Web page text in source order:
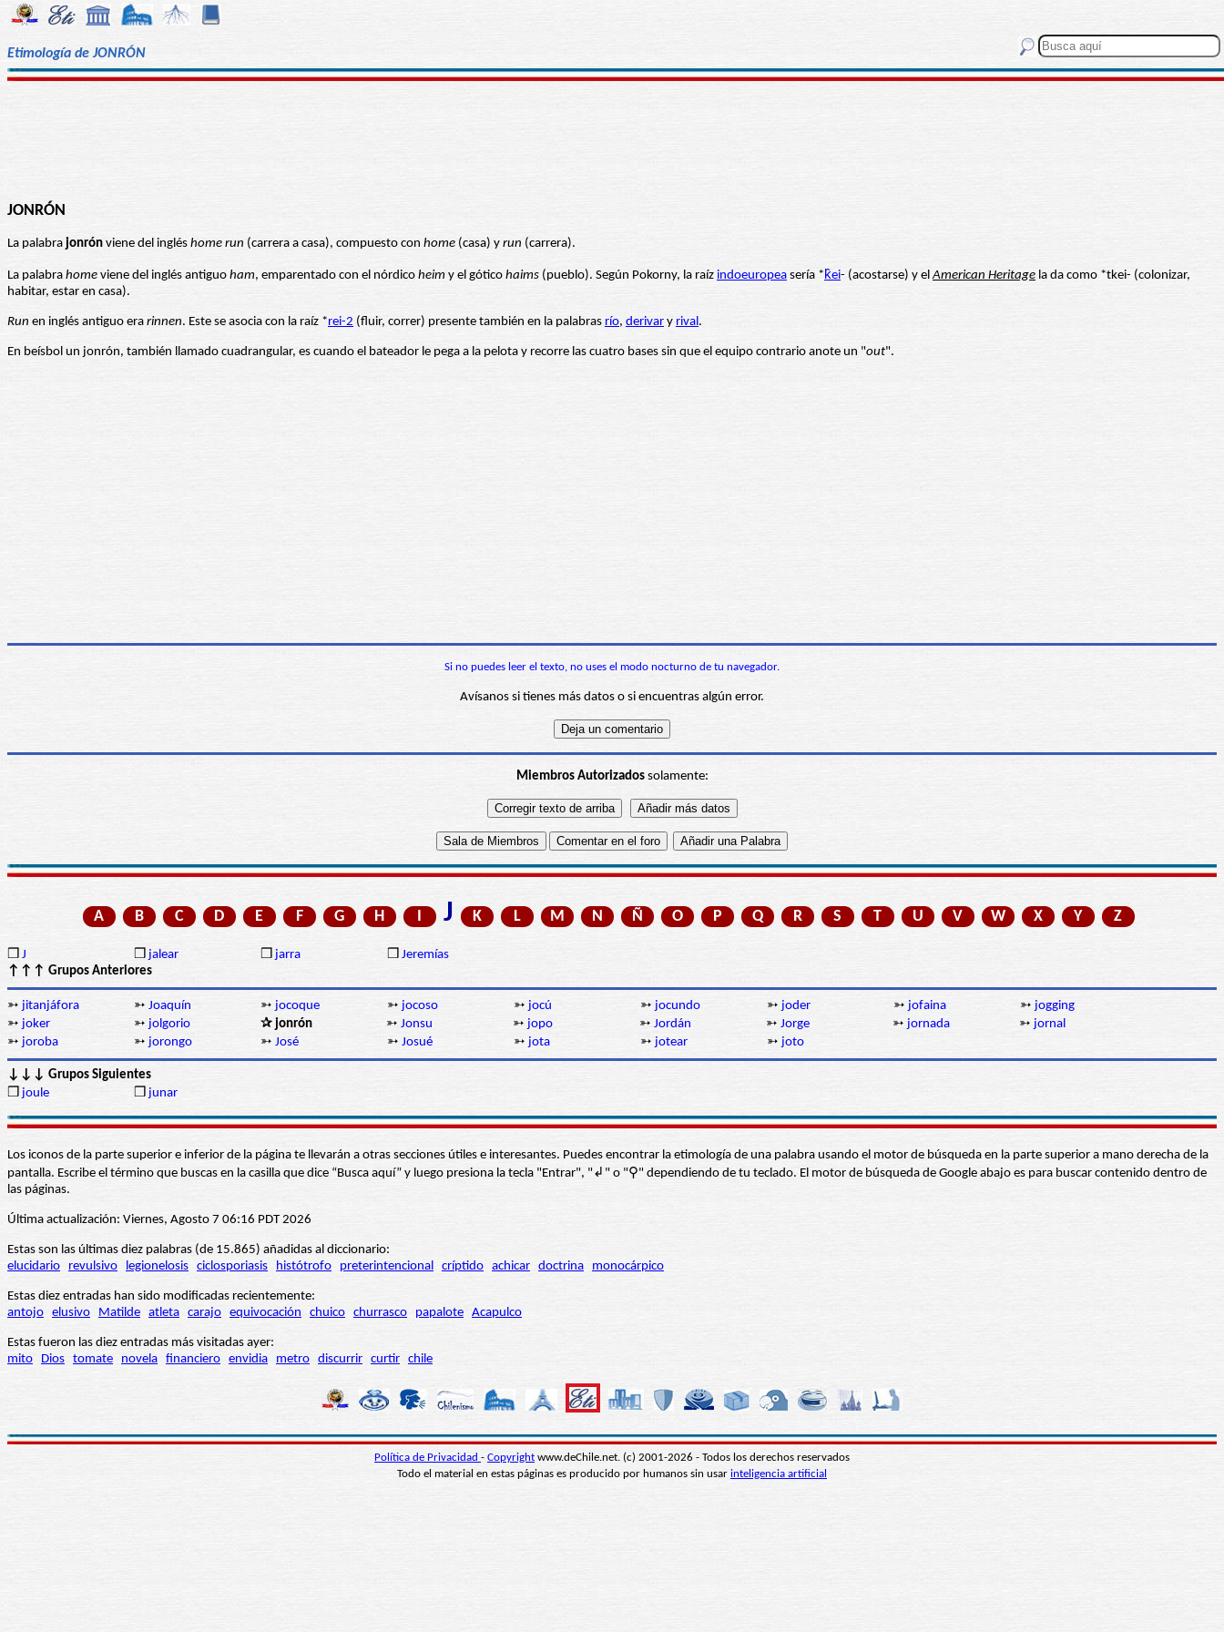
Etimología de JONRÓN
JONRÓN
La palabra jonrón viene del inglés home run (carrera a casa), compuesto con home (casa) y run (carrera).
La palabra home viene del inglés antiguo ham, emparentado con el nórdico heim y el gótico haims (pueblo). Según Pokorny, la raíz indoeuropea sería *k̂ei- (acostarse) y elAmerican Heritage la da como *tkei- (colonizar,
habitar, estar en casa).
Run en inglés antiguo era rinnen. Este se asocia con la raíz *rei-2 (fluir, correr) presente también en la palabras río, derivar y rival.
En beísbol un jonrón, también llamado cuadrangular, es cuando el bateador le pega a la pelota y recorre las cuatro bases sin que el equipo contrario anote un "out".
Si no puedes leer el texto, no uses el modo nocturno de tu navegador.
Avísanos si tienes más datos o si encuentras algún error.
Miembros Autorizadossolamente:
A B C D E F G H I J K L M N Ñ O P Q R S T U V W X Y Z
❒ J ❒ jalear ❒ jarra ❒ Jeremías
↑↑↑ Grupos Anteriores
➳ jitanjáfora ➳ Joaquín ➳ jocoque ➳ jocoso ➳ jocú ➳ jocundo ➳ joder ➳ jofaina ➳ jogging
➳ joker ➳ jolgorio ✰ jonrón ➳ Jonsu ➳ jopo ➳ Jordán ➳ Jorge ➳ jornada ➳ jornal
➳ joroba ➳ jorongo ➳ José ➳ Josué ➳ jota ➳ jotear ➳ joto
↓↓↓ Grupos Siguientes
❒ joule ❒ junar
Los iconos de la parte superior e inferior de la página te llevarán a otras secciones útiles e interesantes. Puedes encontrar la etimología de una palabra usando el motor de búsqueda en la parte superior a mano derecha de la
pantalla. Escribe el término que buscas en la casilla que dice “Busca aquí” y luego presiona la tecla "Entrar", "↲" o "⚲" dependiendo de tu teclado. El motor de búsqueda de Google abajo es para buscar contenido dentro de
las páginas.
Última actualización: Viernes, Agosto 7 06:16 PDT 2026
Estas son las últimas diez palabras (de 15.865) añadidas al diccionario:
elucidario
revulsivo legionelosis ciclosporiasis histótrofo preterintencional críptido achicar doctrina monocárpico
Estas diez entradas han sido modificadas recientemente:
antojo elusivo Matilde atleta carajo equivocación chuico churrasco papalote Acapulco
Estas fueron las diez entradas más visitadas ayer:
mito
Dios tomate novela financiero envidia metro discurrir curtir chile
Política de Privacidad - Copyright www.deChile.net. (c) 2001-2026 - Todos los derechos reservados
Todo el material en estas páginas es producido por humanos sin usar inteligencia artificial